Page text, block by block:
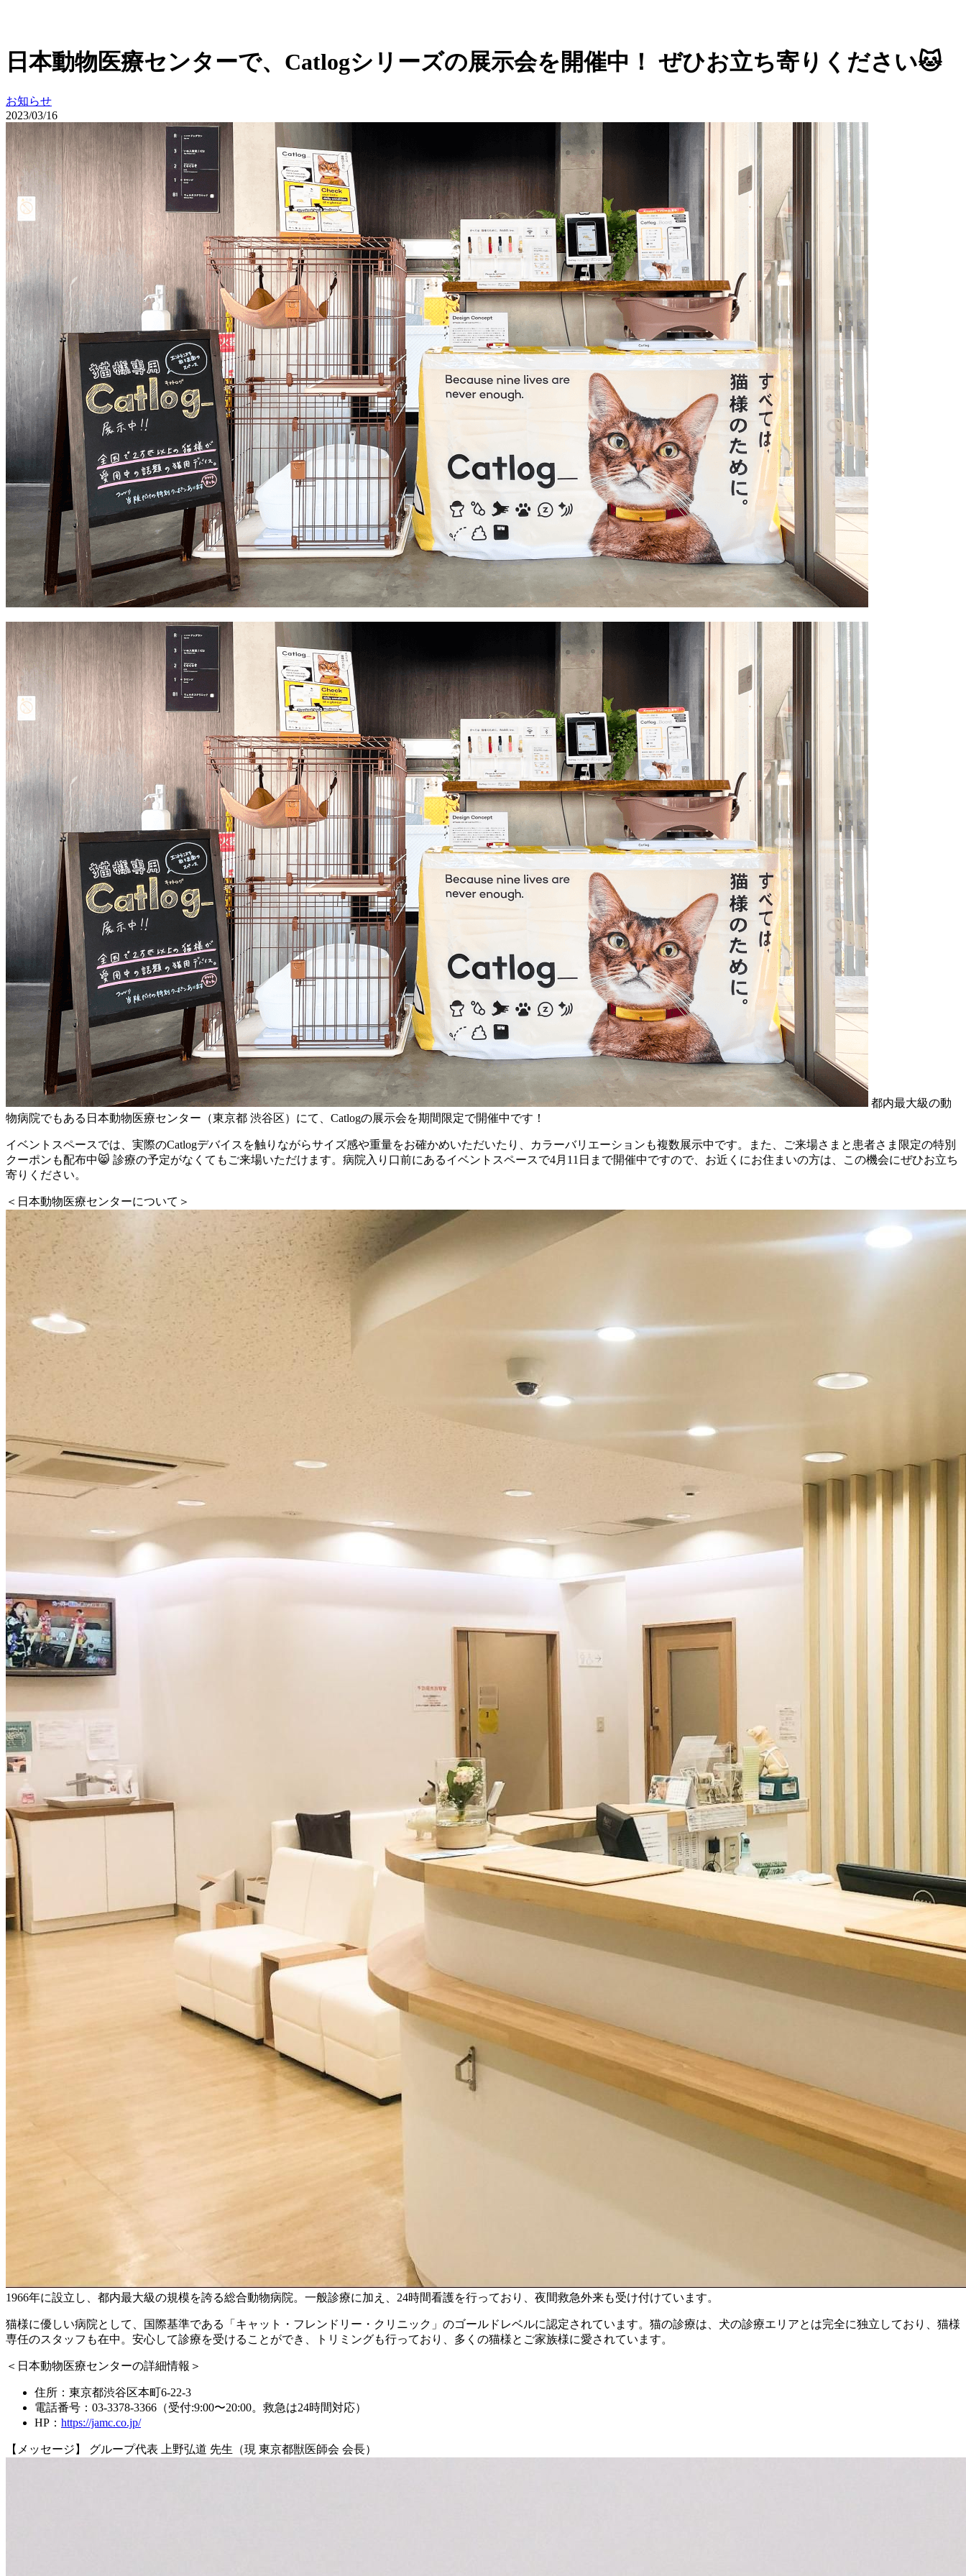
日本動物医療センターで、Catlogシリーズの展示会を開催中！ ぜひお立ち寄りください🐱
お知らせ
2023/03/16
都内最大級の動
物病院でもある日本動物医療センター（東京都 渋谷区）にて、Catlogの展示会を期間限定で開催中です！
イベントスペースでは、実際のCatlogデバイスを触りながらサイズ感や重量をお確かめいただいたり、カラーバリエーションも複数展示中です。また、ご来場さまと患者さま限定の特別
クーポンも配布中😸 診療の予定がなくてもご来場いただけます。病院入り口前にあるイベントスペースで4月11日まで開催中ですので、お近くにお住まいの方は、この機会にぜひお立ち
寄りください。
＜日本動物医療センターについて＞
1966年に設立し、都内最大級の規模を誇る総合動物病院。一般診療に加え、24時間看護を行っており、夜間救急外来も受け付けています。
猫様に優しい病院として、国際基準である「キャット・フレンドリー・クリニック」のゴールドレベルに認定されています。猫の診療は、犬の診療エリアとは完全に独立しており、猫様
専任のスタッフも在中。安心して診療を受けることができ、トリミングも行っており、多くの猫様とご家族様に愛されています。
＜日本動物医療センターの詳細情報＞
住所：東京都渋谷区本町6-22-3
電話番号：03-3378-3366（受付:9:00〜20:00。救急は24時間対応）
HP： https://jamc.co.jp/
【メッセージ】 グループ代表 上野弘道 先生（現 東京都獣医師会 会長）